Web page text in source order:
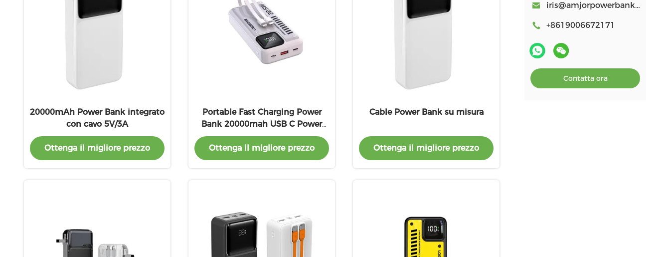
iris@amjorpowerbank.com
+8619006672171
Contatta ora
20000mAh Power Bank integrato
con cavo 5V/3A
Ottenga il migliore prezzo
Portable Fast Charging Power
Bank 20000mah USB C Power
Bank incorporato in cavo
Ottenga il migliore prezzo
Cable Power Bank su misura
Ottenga il migliore prezzo